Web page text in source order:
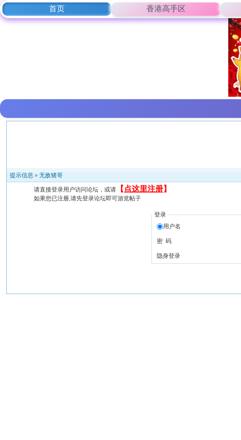
首页 香港高手区
提示信息 »无敌猪哥
请直接登录用户访问论坛，或请 【 点这里注册】
如果您已注册,请先登录论坛即可游览帖子
登录
用户名
密 码
隐身登录